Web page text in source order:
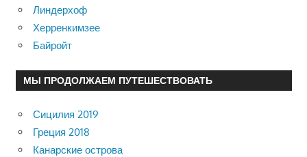
Линдерхоф
Херренкимзее
Байройт
МЫ ПРОДОЛЖАЕМ ПУТЕШЕСТВОВАТЬ
Сицилия 2019
Греция 2018
Канарские острова